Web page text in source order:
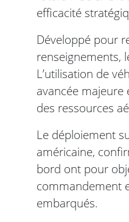
efficacité
Développé pour
renseignements,
L’utilisation de
avancée
des ressources
Le déploiement
américaine,
bord ont pour
commandement
embarqués.